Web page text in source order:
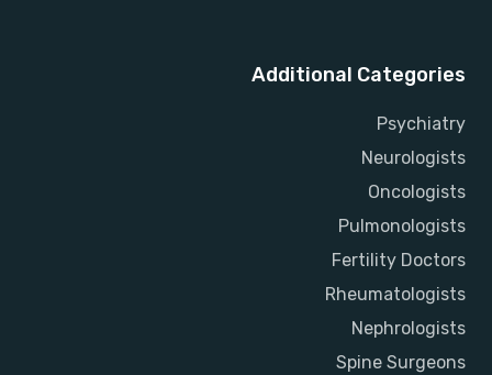
Additional Categories
Psychiatry
Neurologists
Oncologists
Pulmonologists
Fertility Doctors
Rheumatologists
Nephrologists
Spine Surgeons